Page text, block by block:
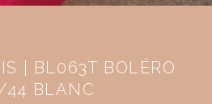
| BL063T BOLÉRO
44 BLANC